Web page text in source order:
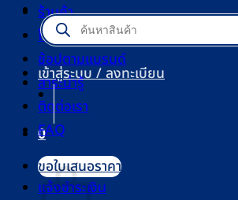
Products
search
เข้าสู่ระบบ / ลงทะเบียน
0
ตะกร้าสินค้า
ร้านค้า
โปรโมชัน
ช้อปตามแบรนด์
สาระน่ารู้
ติดต่อเรา
FAQ
ขอใบเสนอราคา
แจ้งชำระเงิน